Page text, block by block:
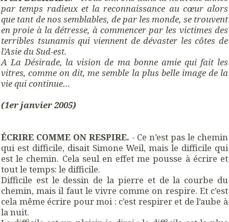
par temps radieux et la reconnaissance au cœur alors
que tant de nos semblables, de par les monde, se trouvent
en proie à la détresse, à commencer par les victimes des
terribles tsunamis qui viennent de dévaster les côtes de
l’Asie du Sud-est.
A La Désirade, la vision de ma bonne amie qui fait les
vitres, comme on dit, me semble la plus belle image de la
vie qui continue…
(1er janvier 2005)
ÉCRIRE COMME ON RESPIRE. - Ce n’est pas le chemin
qui est difficile, disait Simone Weil, mais le difficile qui
est le chemin. Cela seul en effet me pousse à écrire et
tout le temps: le difficile.
Difficile est le dessin de la pierre et de la courbe du
chemin, mais il faut le vivre comme on respire. Et c’est
cela même écrire pour moi : c’est respirer et de l’aube à
la nuit.